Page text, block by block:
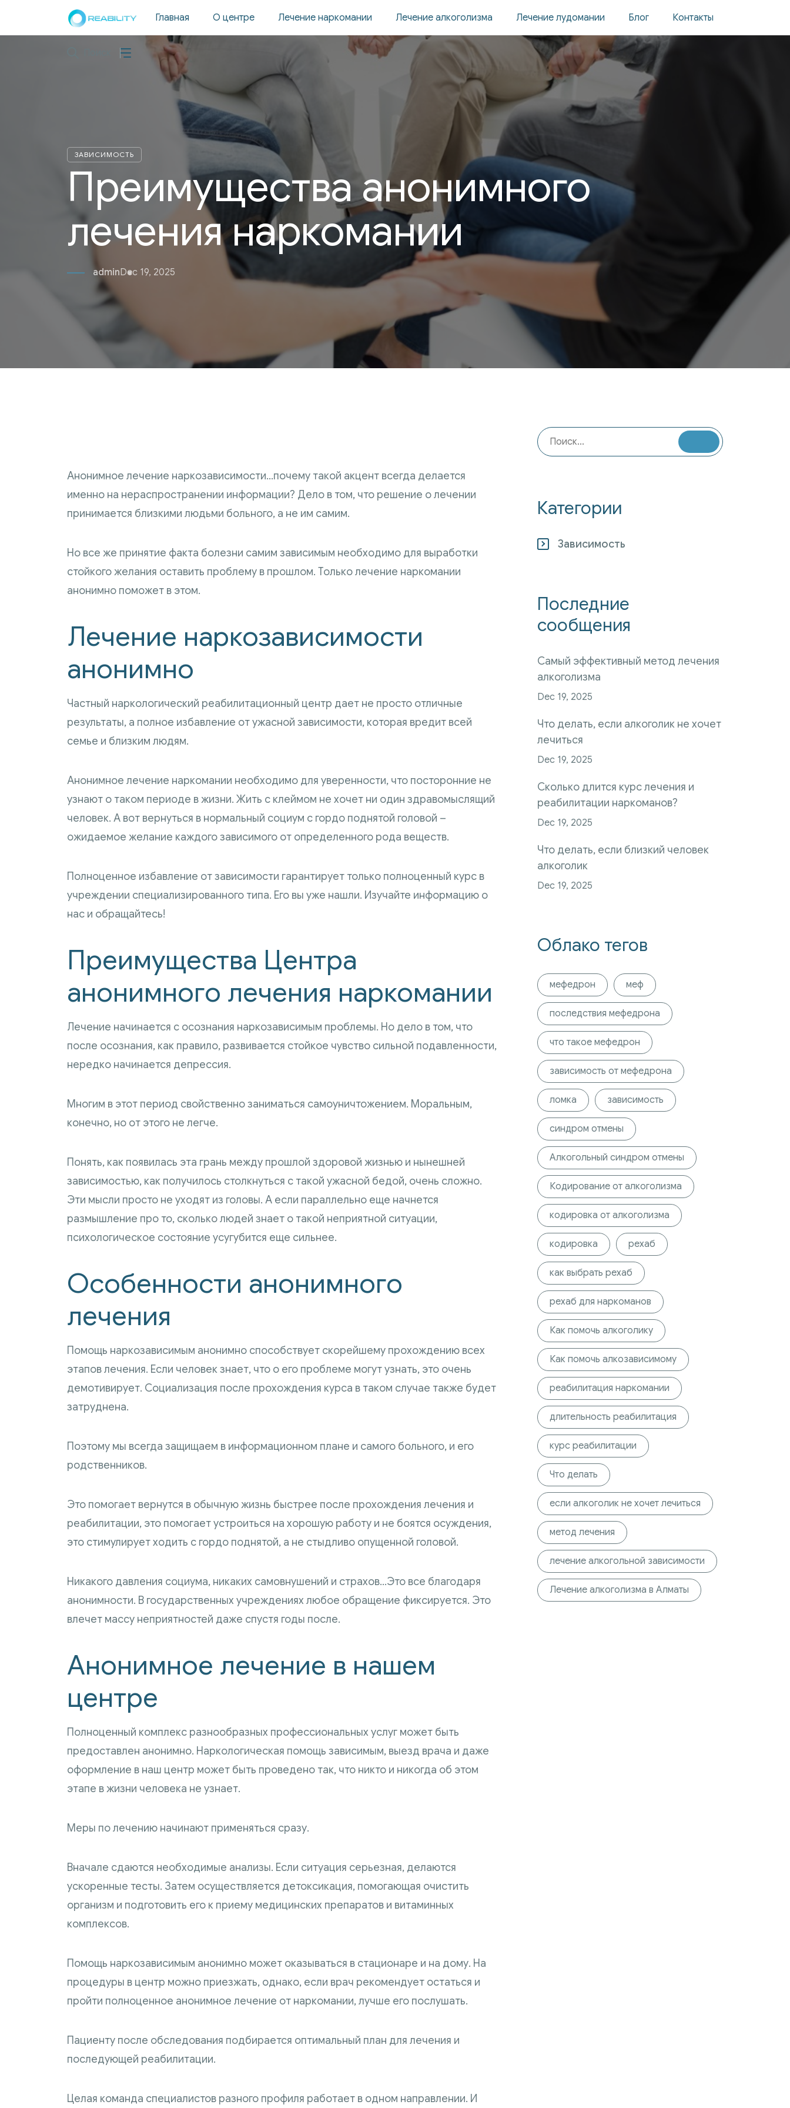
Главная О центре Лечение наркомании Лечение алкоголизма Лечение лудомании Блог Контакты
ЗАВИСИМОСТЬ
Преимущества анонимного
лечения наркомании
adminDec 19, 2025
Анонимное лечение наркозависимости…почему такой акцент всегда делается
именно на нераспространении информации? Дело в том, что решение о лечении
принимается близкими людьми больного, а не им самим.
Но все же принятие факта болезни самим зависимым необходимо для выработки
стойкого желания оставить проблему в прошлом. Только лечение наркомании
анонимно поможет в этом.
Лечение наркозависимости
анонимно
Частный наркологический реабилитационный центр дает не просто отличные
результаты, а полное избавление от ужасной зависимости, которая вредит всей
семье и близким людям.
Анонимное лечение наркомании необходимо для уверенности, что посторонние не
узнают о таком периоде в жизни. Жить с клеймом не хочет ни один здравомыслящий
человек. А вот вернуться в нормальный социум с гордо поднятой головой –
ожидаемое желание каждого зависимого от определенного рода веществ.
Полноценное избавление от зависимости гарантирует только полноценный курс в
учреждении специализированного типа. Его вы уже нашли. Изучайте информацию о
нас и обращайтесь!
Преимущества Центра
анонимного лечения наркомании
Лечение начинается с осознания наркозависимым проблемы. Но дело в том, что
после осознания, как правило, развивается стойкое чувство сильной подавленности,
нередко начинается депрессия.
Многим в этот период свойственно заниматься самоуничтожением. Моральным,
конечно, но от этого не легче.
Понять, как появилась эта грань между прошлой здоровой жизнью и нынешней
зависимостью, как получилось столкнуться с такой ужасной бедой, очень сложно.
Эти мысли просто не уходят из головы. А если параллельно еще начнется
размышление про то, сколько людей знает о такой неприятной ситуации,
психологическое состояние усугубится еще сильнее.
Особенности анонимного
лечения
Помощь наркозависимым анонимно способствует скорейшему прохождению всех
этапов лечения. Если человек знает, что о его проблеме могут узнать, это очень
демотивирует. Социализация после прохождения курса в таком случае также будет
затруднена.
Поэтому мы всегда защищаем в информационном плане и самого больного, и его
родственников.
Это помогает вернутся в обычную жизнь быстрее после прохождения лечения и
реабилитации, это помогает устроиться на хорошую работу и не боятся осуждения,
это стимулирует ходить с гордо поднятой, а не стыдливо опущенной головой.
Никакого давления социума, никаких самовнушений и страхов…Это все благодаря
анонимности. В государственных учреждениях любое обращение фиксируется. Это
влечет массу неприятностей даже спустя годы после.
Анонимное лечение в нашем
центре
Полноценный комплекс разнообразных профессиональных услуг может быть
предоставлен анонимно. Наркологическая помощь зависимым, выезд врача и даже
оформление в наш центр может быть проведено так, что никто и никогда об этом
этапе в жизни человека не узнает.
Меры по лечению начинают применяться сразу.
Вначале сдаются необходимые анализы. Если ситуация серьезная, делаются
ускоренные тесты. Затем осуществляется детоксикация, помогающая очистить
организм и подготовить его к приему медицинских препаратов и витаминных
комплексов.
Помощь наркозависимым анонимно может оказываться в стационаре и на дому. На
процедуры в центр можно приезжать, однако, если врач рекомендует остаться и
пройти полноценное анонимное лечение от наркомании, лучше его послушать.
Пациенту после обследования подбирается оптимальный план для лечения и
последующей реабилитации.
Целая команда специалистов разного профиля работает в одном направлении. И
Категории
Зависимость
Последние
сообщения
Самый эффективный метод лечения
алкоголизма
Dec 19, 2025
Что делать, если алкоголик не хочет
лечиться
Dec 19, 2025
Сколько длится курс лечения и
реабилитации наркоманов?
Dec 19, 2025
Что делать, если близкий человек
алкоголик
Dec 19, 2025
Облако тегов
мефедрон меф
последствия мефедрона
что такое мефедрон
зависимость от мефедрона
ломка зависимость
синдром отмены
Алкогольный синдром отмены
Кодирование от алкоголизма
кодировка от алкоголизма
кодировка рехаб
как выбрать рехаб
рехаб для наркоманов
Как помочь алкоголику
Как помочь алкозависимому
реабилитация наркомании
длительность реабилитация
курс реабилитации
Что делать
если алкоголик не хочет лечиться
метод лечения
лечение алкогольной зависимости
Лечение алкоголизма в Алматы